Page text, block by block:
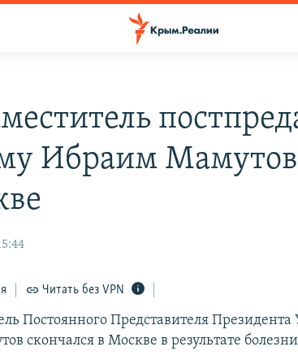
Ибраим Мамутов
Читать без VPN
Постоянного Представителя
скончался в Москве в результате